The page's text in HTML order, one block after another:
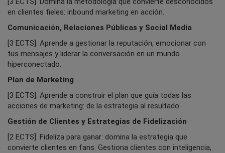
en clientes fieles: inbound marketing en acción.
Comunicación, Relaciones Públicas y Social Media
[3 ECTS]. Aprende a gestionar la reputación, emocionar con
tus mensajes y liderar la conversación en un mundo
hiperconectado.
Plan de Marketing
[3 ECTS]. Aprende a construir el plan que guía todas las
acciones de marketing: de la estrategia al resultado.
Gestión de Clientes y Estrategias de Fidelización
[2 ECTS]. Fideliza para ganar: domina la estrategia que
convierte clientes en fans. Gestiona clientes con inteligencia,